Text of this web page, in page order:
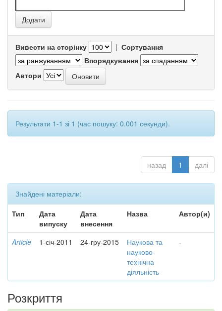
Вивести на сторінку | Сортування
Впорядкування
Автори
Результати 1-1 зі 1 (час пошуку: 0.001 секунди).
назад 1 далі
Знайдені матеріали:
Тип
Дата
випуску
Дата
внесення
Назва Автор(и)
Article 1-січ-2011 24-гру-2015
Наукова та
науково-
технічна
діяльність
-
Розкриття